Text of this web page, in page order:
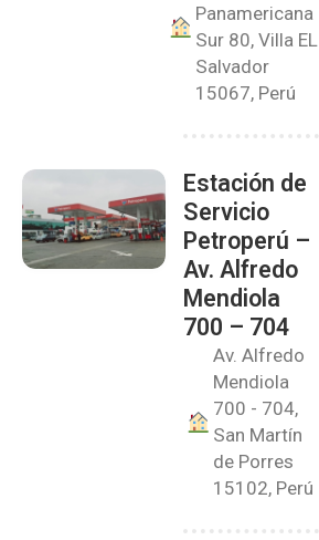
Panamericana
Sur 80, Villa EL
Salvador
15067, Perú
Estación de
Servicio
Petroperú –
Av. Alfredo
Mendiola
700 – 704
Av. Alfredo
Mendiola
700 - 704,
San Martín
de Porres
15102, Perú